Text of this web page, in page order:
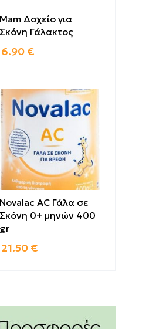
Mam Δοχείο για
Σκόνη Γάλακτος
6.90 €
Novalac AC Γάλα σε
Σκόνη 0+ μηνών 400
gr
21.50 €